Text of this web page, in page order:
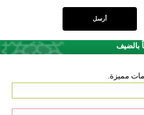
بالضيف
مميزة.